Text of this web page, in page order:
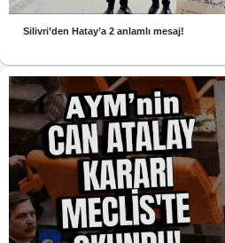
Silivri’den Hatay’a 2 anlamlı mesaj!